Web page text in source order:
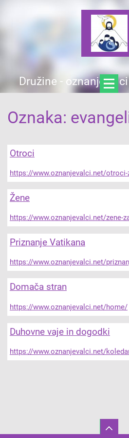
Družine -
Oznaka:
Otroci
https://www.oznanjevalci.net/
Žene
https://www.oznanjevalci.net/zene-
Priznanje Vatikana
https://www.oznanjevalci.net/
Domača stran
https://www.oznanjevalci.net/home/
Duhovne vaje in dogodki
https://www.oznanjevalci.net/